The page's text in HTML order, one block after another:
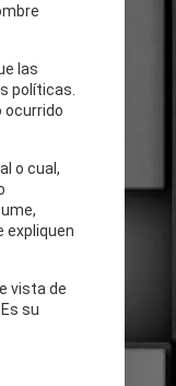
las
políticas.
ocurrido
o cual,
expliquen
vista de
su